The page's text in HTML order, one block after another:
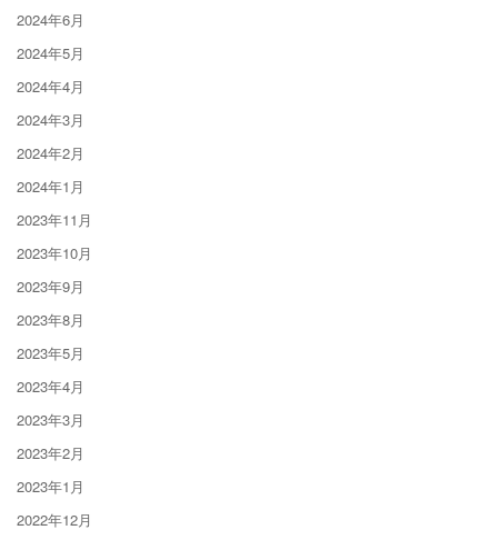
2024年6月
2024年5月
2024年4月
2024年3月
2024年2月
2024年1月
2023年11月
2023年10月
2023年9月
2023年8月
2023年5月
2023年4月
2023年3月
2023年2月
2023年1月
2022年12月